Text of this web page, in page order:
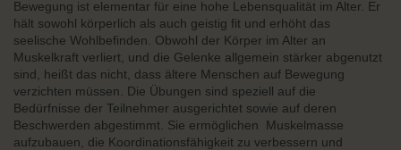
Bewegung ist elementar für eine hohe Lebensqualität im Alter. Er
hält sowohl körperlich als auch geistig fit und erhöht das
seelische Wohlbefinden. Obwohl der Körper im Alter an
Muskelkraft verliert, und die Gelenke allgemein stärker abgenutzt
sind, heißt das nicht, dass ältere Menschen auf Bewegung
verzichten müssen. Die Übungen sind speziell auf die
Bedürfnisse der Teilnehmer ausgerichtet sowie auf deren
Beschwerden abgestimmt. Sie ermöglichen Muskelmasse
aufzubauen, die Koordinationsfähigkeit zu verbessern und